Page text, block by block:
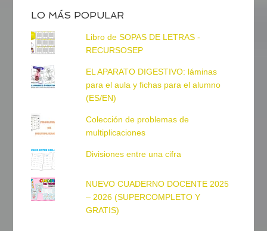
LO MÁS POPULAR
Libro de SOPAS DE LETRAS -
RECURSOSEP
EL APARATO DIGESTIVO: láminas
para el aula y fichas para el alumno
(ES/EN)
Colección de problemas de
multiplicaciones
Divisiones entre una cifra
NUEVO CUADERNO DOCENTE 2025
– 2026 (SUPERCOMPLETO Y
GRATIS)